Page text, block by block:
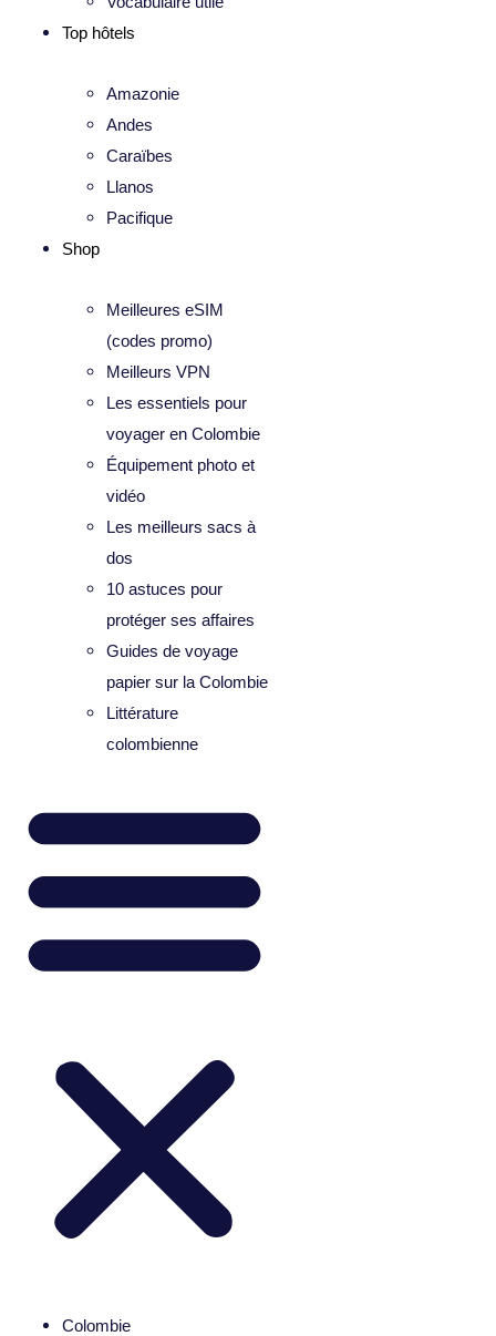
Top hôtels
Amazonie
Andes
Caraïbes
Llanos
Pacifique
Shop
Meilleures eSIM
(codes promo)
Meilleurs VPN
Les essentiels pour
voyager en Colombie
Équipement photo et
vidéo
Les meilleurs sacs à
dos
10 astuces pour
protéger ses affaires
Guides de voyage
papier sur la Colombie
Littérature
colombienne
Colombie